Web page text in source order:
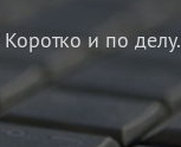
Коротко и по делу.